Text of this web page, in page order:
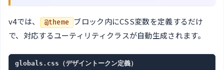
v4では、 @theme
ブロック内にCSS変数を定義するだけ
で、対応するユーティリティクラスが自動生成されます。
globals.css（デザイントークン定義）